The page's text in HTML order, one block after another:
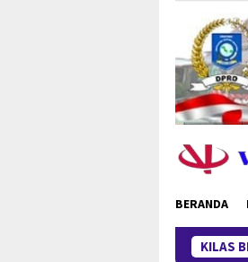
konten
BERANDA
KILAS